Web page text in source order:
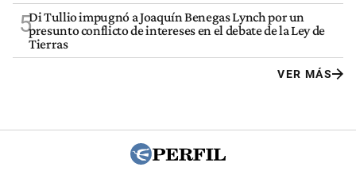
5Di Tullio impugnó a Joaquín Benegas Lynch por un
presunto conflicto de intereses en el debate de la Ley de
Tierras
VER MÁS